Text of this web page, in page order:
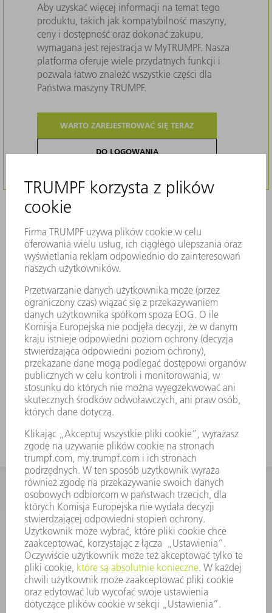
Aby uzyskać więcej informacji na temat tego
produktu, takich jak kompatybilność maszyny,
ceny i dostępność oraz dokonać zakupu,
wymagana jest rejestracja w MyTRUMPF. Nasza
platforma oferuje wiele przydatnych funkcji i
pozwala łatwo znaleźć wszystkie części dla
Państwa maszyny TRUMPF.
WARTO ZAREJESTROWAĆ SIĘ TERAZ
DO LOGOWANIA
KONTAKT
Dział Części Zamiennych i Narzędzi
48225753936
8.00 - 17.00
czesci.zamienne@trumpf.com